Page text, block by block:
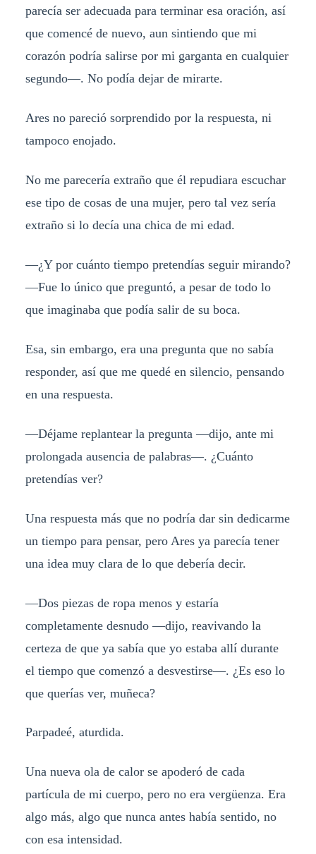
parecía ser adecuada para terminar esa oración, así
que comencé de nuevo, aun sintiendo que mi
corazón podría salirse por mi garganta en cualquier
segundo—. No podía dejar de mirarte.
Ares no pareció sorprendido por la respuesta, ni
tampoco enojado.
No me parecería extraño que él repudiara escuchar
ese tipo de cosas de una mujer, pero tal vez sería
extraño si lo decía una chica de mi edad.
—¿Y por cuánto tiempo pretendías seguir mirando?
—Fue lo único que preguntó, a pesar de todo lo
que imaginaba que podía salir de su boca.
Esa, sin embargo, era una pregunta que no sabía
responder, así que me quedé en silencio, pensando
en una respuesta.
—Déjame replantear la pregunta —dijo, ante mi
prolongada ausencia de palabras—. ¿Cuánto
pretendías ver?
Una respuesta más que no podría dar sin dedicarme
un tiempo para pensar, pero Ares ya parecía tener
una idea muy clara de lo que debería decir.
—Dos piezas de ropa menos y estaría
completamente desnudo —dijo, reavivando la
certeza de que ya sabía que yo estaba allí durante
el tiempo que comenzó a desvestirse—. ¿Es eso lo
que querías ver, muñeca?
Parpadeé, aturdida.
Una nueva ola de calor se apoderó de cada
partícula de mi cuerpo, pero no era vergüenza. Era
algo más, algo que nunca antes había sentido, no
con esa intensidad.